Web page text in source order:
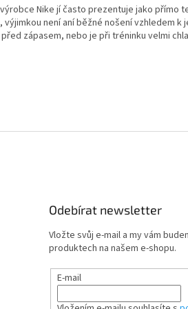
Nike jí často prezentuje jako přímo
není aní běžné nošení vzhledem k
zápasem, nebo je při tréninku velmi
Odebírat newsletter
Vložte svůj e-mail a my vám
produktech na našem e-shopu.
E-mail